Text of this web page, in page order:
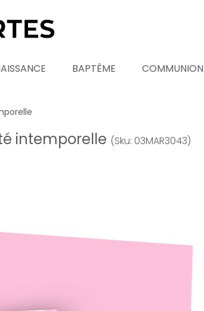
BAPTÊME COMMUNION
intemporelle (Sku: 03MAR3043)